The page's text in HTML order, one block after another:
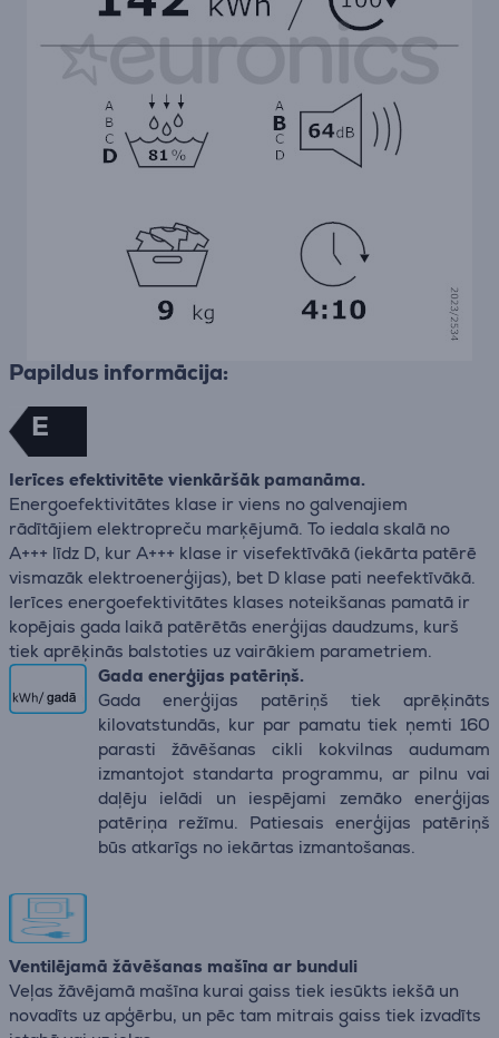
Papildus informācija:
E
Ierīces efektivitēte vienkāršāk pamanāma.
Energoefektivitātes klase ir viens no galvenajiem
rādītājiem elektropreču marķējumā. To iedala skalā no
A+++ līdz D, kur A+++ klase ir visefektīvākā (iekārta patērē
vismazāk elektroenerģijas), bet D klase pati neefektīvākā.
Ierīces energoefektivitātes klases noteikšanas pamatā ir
kopējais gada laikā patērētās enerģijas daudzums, kurš
tiek aprēķinās balstoties uz vairākiem parametriem.
Gada enerģijas patēriņš.
Gada enerģijas patēriņš tiek aprēķināts
kilovatstundās, kur par pamatu tiek ņemti 160
parasti žāvēšanas cikli kokvilnas audumam
izmantojot standarta programmu, ar pilnu vai
daļēju ielādi un iespējami zemāko enerģijas
patēriņa režīmu. Patiesais enerģijas patēriņš
būs atkarīgs no iekārtas izmantošanas.
Ventilējamā žāvēšanas mašīna ar bunduli
Veļas žāvējamā mašīna kurai gaiss tiek iesūkts iekšā un
novadīts uz apģērbu, un pēc tam mitrais gaiss tiek izvadīts